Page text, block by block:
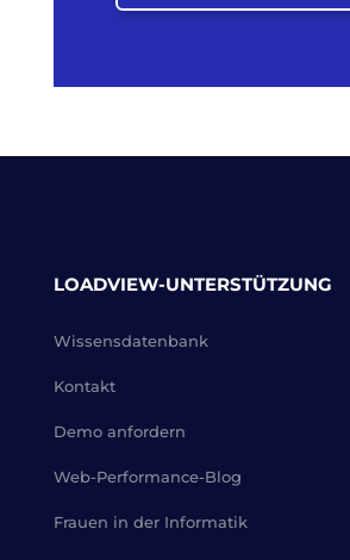
LOADVIEW-UNTERSTÜTZUNG
Wissensdatenbank
Kontakt
Demo anfordern
Web-Performance-Blog
Frauen in der Informatik